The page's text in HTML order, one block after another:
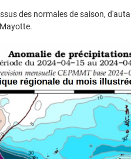
des normales de saison,